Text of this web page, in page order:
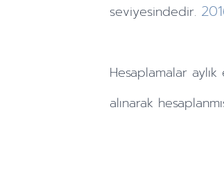
seviyesindedir.
Hesaplamalar aylık
alınarak